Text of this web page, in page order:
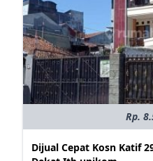
Rp.
Dijual Cepat Kosn Katif